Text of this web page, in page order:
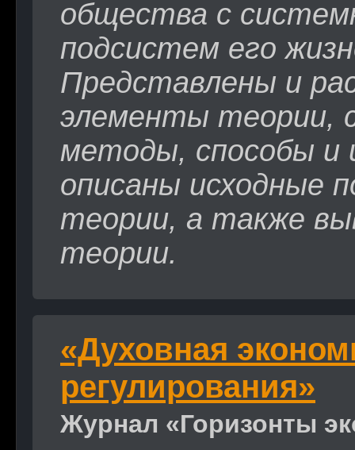
общества с
подсистем его
Представлены и
элементы теории,
методы, способы и
описаны исходные
теории, а также
теории.
«Духовная
регулирования»
Журнал «Горизонты